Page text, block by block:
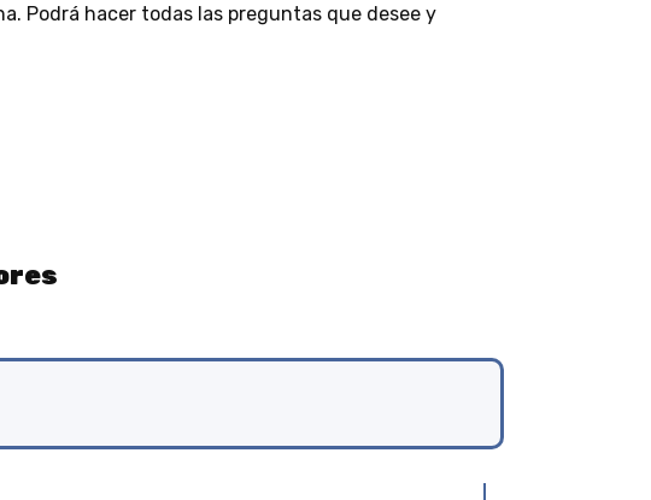
Podrá hacer todas las preguntas que desee y